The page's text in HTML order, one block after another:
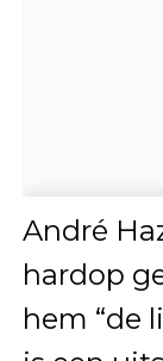
André
hardop
hem “de